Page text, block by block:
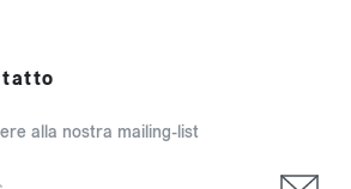
alla nostra mailing-list